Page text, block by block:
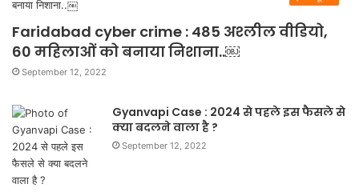
Faridabad cyber crime : 485 अश्लील वीडियो,
60 महिलाओं को बनाया निशाना..￼
September 12, 2022
Gyanvapi Case : 2024 से पहले इस फैसले से
क्या बदलने वाला है ?
September 12, 2022